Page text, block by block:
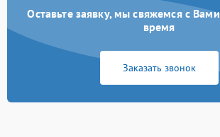
Оставьте заявку, мы свяжемся с
время
Заказать звонок